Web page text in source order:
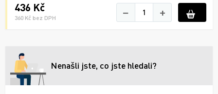
436 Kč
360 Kč bez DPH − +
Nenašli jste, co jste hledali?